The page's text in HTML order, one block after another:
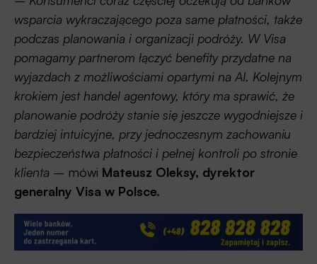
wsparcia wykraczającego poza same płatności, także
podczas planowania i organizacji podróży. W Visa
pomagamy partnerom łączyć benefity przydatne na
wyjazdach z możliwościami opartymi na AI. Kolejnym
krokiem jest handel agentowy, który ma sprawić, że
planowanie podróży stanie się jeszcze wygodniejsze i
bardziej intuicyjne, przy jednoczesnym zachowaniu
bezpieczeństwa płatności i pełnej kontroli po stronie
klienta – mówi Mateusz Oleksy, dyrektor
generalny Visa w Polsce.